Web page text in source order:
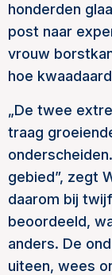
honderden
post naar
vrouw
hoe
„De twee
traag
gebied”, zegt
daarom bij
beoordeeld,
anders. De
uiteen, wees